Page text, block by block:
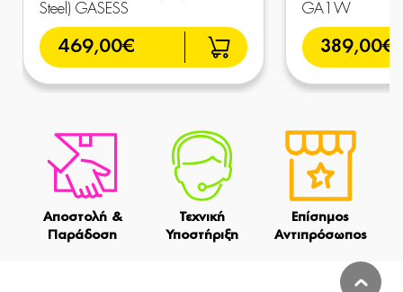
Steel) GASESS
469,00€
GA1W
389,00€
Αποστολή &
Παράδοση
Τεχνική
Υποστήριξη
Επίσημος
Αντιπρόσωπος